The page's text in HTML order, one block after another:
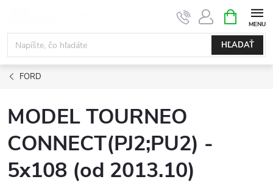
obsah
HĽADAŤ
KOŠÍK
FORD
MODEL TOURNEO
CONNECT(PJ2;PU2) -
5x108 (od 2013.10)